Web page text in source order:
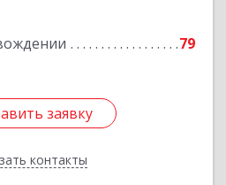
79
заявку
контакты
заявку
Назад